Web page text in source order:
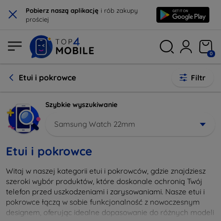
× Pobierz naszą aplikację i rób zakupy
prościej
0
Etui i pokrowce Filtr
Szybkie wyszukiwanie
Samsung Watch 22mm
Etui i pokrowce
Witaj w naszej kategorii etui i pokrowców, gdzie znajdziesz
szeroki wybór produktów, które doskonale ochronią Twój
telefon przed uszkodzeniami i zarysowaniami. Nasze etui i
pokrowce łączą w sobie funkcjonalność z nowoczesnym
designem, oferując idealne dopasowanie do różnych modeli